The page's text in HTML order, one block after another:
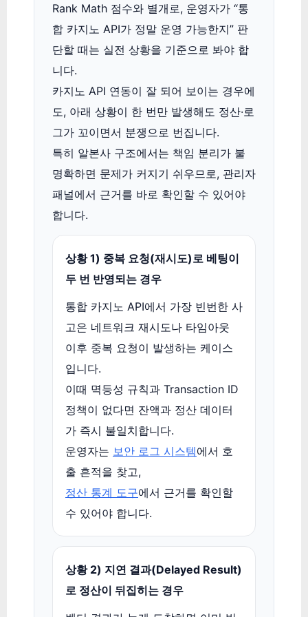
Rank Math 점수와 별개로, 운영자가 “통
합 카지노 API가 정말 운영 가능한지” 판
단할 때는 실전 상황을 기준으로 봐야 합
니다.
카지노 API 연동이 잘 되어 보이는 경우에
도, 아래 상황이 한 번만 발생해도 정산·로
그가 꼬이면서 분쟁으로 번집니다.
특히 알본사 구조에서는 책임 분리가 불
명확하면 문제가 커지기 쉬우므로, 관리자
패널에서 근거를 바로 확인할 수 있어야
합니다.
상황 1) 중복 요청(재시도)로 베팅이
두 번 반영되는 경우
통합 카지노 API에서 가장 빈번한 사
고은 네트워크 재시도나 타임아웃
이후 중복 요청이 발생하는 케이스
입니다.
이때 멱등성 규칙과 Transaction ID
정책이 없다면 잔액과 정산 데이터
가 즉시 불일치합니다.
운영자는 보안 로그 시스템에서 호
출 흔적을 찾고,
정산 통계 도구에서 근거를 확인할
수 있어야 합니다.
상황 2) 지연 결과(Delayed Result)
로 정산이 뒤집히는 경우